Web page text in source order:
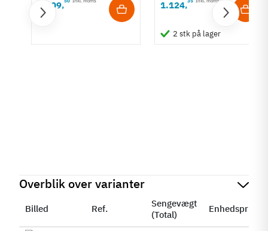
2.309, 1.124,
2 stk på lager
Overblik over varianter
Billed Ref.
Sengevægt
(Total)
Enhedspris